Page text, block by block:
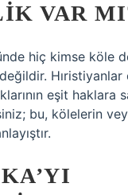
VAR
hiç kimse köle
Hıristiyanlar
eşit haklara
bu, kölelerin